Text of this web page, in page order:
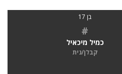
בן 17
#
כמיל מיכאיל
קבלן/נית